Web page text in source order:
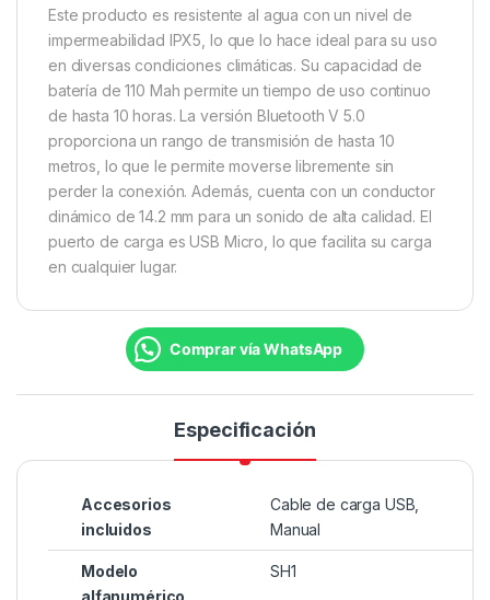
Este producto es resistente al agua con un nivel de
impermeabilidad IPX5, lo que lo hace ideal para su uso
en diversas condiciones climáticas. Su capacidad de
batería de 110 Mah permite un tiempo de uso continuo
de hasta 10 horas. La versión Bluetooth V 5.0
proporciona un rango de transmisión de hasta 10
metros, lo que le permite moverse libremente sin
perder la conexión. Además, cuenta con un conductor
dinámico de 14.2 mm para un sonido de alta calidad. El
puerto de carga es USB Micro, lo que facilita su carga
en cualquier lugar.
Comprar vía WhatsApp
Especificación
Accesorios
incluidos
Cable de carga USB,
Manual
Modelo
SH1